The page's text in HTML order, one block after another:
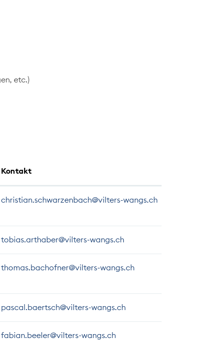
etc.)
Kontakt
christian.schwarzenbach@vilters-wangs.ch
tobias.arthaber@vilters-wangs.ch
thomas.bachofner@vilters-wangs.ch
pascal.baertsch@vilters-wangs.ch
fabian.beeler@vilters-wangs.ch